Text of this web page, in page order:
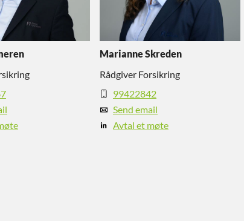
Marianne Skreden
Rådgiver Forsikring
99422842
Send email
Avtal et møte